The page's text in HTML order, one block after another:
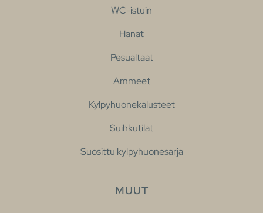
WC-istuin
Hanat
Pesualtaat
Ammeet
Kylpyhuonekalusteet
Suihkutilat
Suosittu kylpyhuonesarja
MUUT